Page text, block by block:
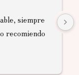
siempre
recomiendo